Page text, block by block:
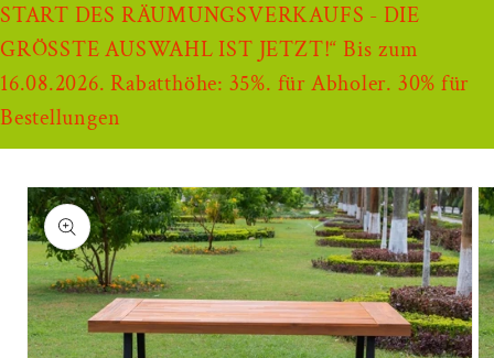
START DES RÄUMUNGSVERKAUFS - DIE
GRÖSSTE AUSWAHL IST JETZT!“ Bis zum
16.08.2026. Rabatthöhe: 35%. für Abholer. 30% für
Bestellungen